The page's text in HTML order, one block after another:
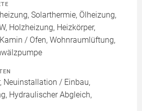
Solarthermie, Ölheizung,
Holzheizung, Heizkörper,
/ Ofen, Wohnraumlüftung,
Neuinstallation / Einbau,
Hydraulischer Abgleich,